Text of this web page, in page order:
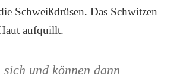
Schweißdrüsen. Das Schwitzen
aufquillt.
und können dann